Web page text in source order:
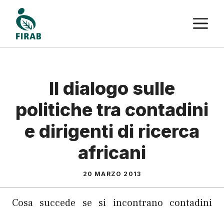
contenuto
Il dialogo sulle
politiche tra contadini
e dirigenti di ricerca
africani
20 MARZO 2013
Cosa succede se si incontrano contadini